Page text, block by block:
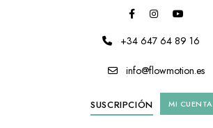
+34 647 64 89 16
info@flowmotion.es
SUSCRIPCIÓN MI CUENTA